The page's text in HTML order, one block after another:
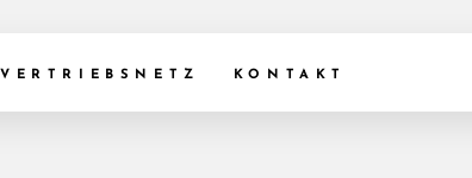
VERTRIEBSNETZ KONTAKT